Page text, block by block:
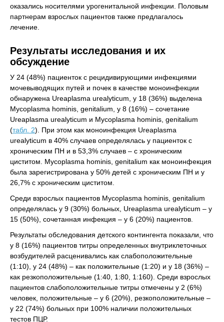
оказались носителями урогенитальной инфекции. Половым
партнерам взрослых пациентов также предлагалось
лечение.
Результаты исследования и их
обсуждение
У 24 (48%) пациенток с рецидивирующими инфекциями
мочевыводящих путей и почек в качестве моноинфекции
обнаружена Ureaplasma urealyticum, у 18 (36%) выделена
Mycoplasma hominis, genitalium, у 8 (16%) – сочетание
Ureaplasma urealyticum и Mycoplasma hominis, genitalium
(табл. 2). При этом как моноинфекция Ureaplasma
urealyticum в 40% случаев определялась у пациенток с
хроническим ПН и в 53,3% случаев – с хроническим
циститом. Mycoplasma hominis, genitalium как моноинфекция
была зарегистрирована у 50% детей с хроническим ПН и у
26,7% с хроническим циститом.
Среди взрослых пациентов Mycoplasma hominis, genitalium
определялась у 9 (30%) больных, Ureaplasma urealyticum – у
15 (50%), сочетанная инфекция – у 6 (20%) пациентов.
Результаты обследования детского контингента показали, что
у 8 (16%) пациентов титры определенных внутриклеточных
возбудителей расценивались как слабоположительные
(1:10), у 24 (48%) – как положительные (1:20) и у 18 (36%) –
как резкоположительные (1:40, 1:80, 1:160). Среди взрослых
пациентов слабоположительные титры отмечены у 2 (6%)
человек, положительные – у 6 (20%), резкоположительные –
у 22 (74%) больных при 100% наличии положительных
тестов ПЦР.